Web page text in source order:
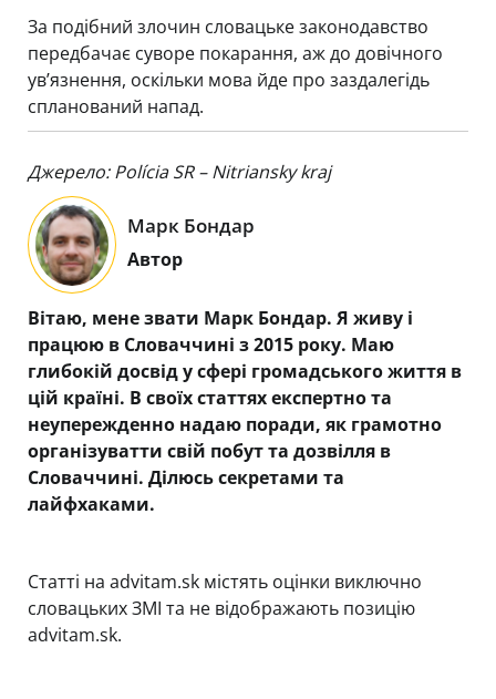
За подібний злочин словацьке законодавство
передбачає суворе покарання, аж до довічного
ув’язнення, оскільки мова йде про заздалегідь
спланований напад.
Джерело:Polícia SR – Nitriansky kraj
Марк Бондар
Автор
Вітаю, мене звати Марк Бондар. Я живу і
працюю в Словаччині з 2015 року. Маю
глибокій досвід у сфері громадського життя в
цій країні. В своїх статтях експертно та
неупережденно надаю поради, як грамотно
організуватти свій побут та дозвілля в
Словаччині. Ділюсь секретами та
лайфхаками.
Статті на advitam.sk містять оцінки виключно
словацьких ЗМІ та не відображають позицію
advitam.sk.